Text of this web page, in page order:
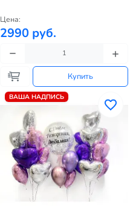
Цена:
2990 руб.
Купить
ВАША НАДПИСЬ